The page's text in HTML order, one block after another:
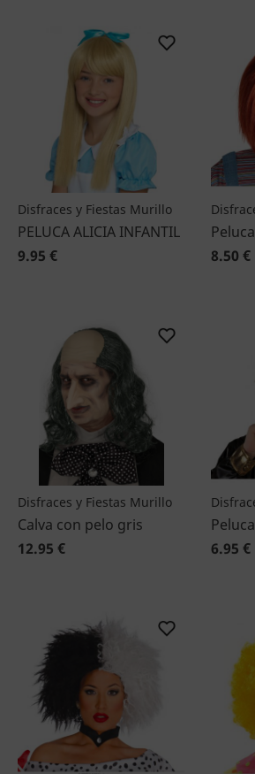
Disfraces y Fiestas Murillo
PELUCA ALICIA INFANTIL
9.95 €
8.50 €
Disfraces y Fiestas Murillo
Calva con pelo gris
12.95 €
6.95 €